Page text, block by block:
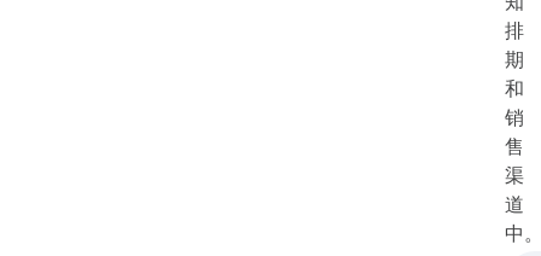
排
期
和
销
售
渠
道
中